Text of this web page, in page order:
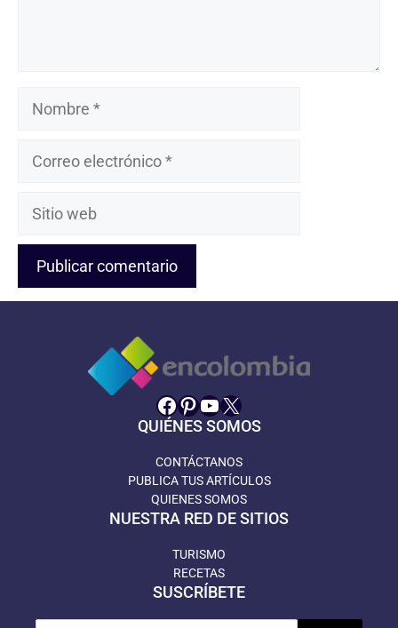
Nombre
Correo
Sitio
Facebook
Pinterest
YouTube
X
QUIÉNES SOMOS
CONTÁCTANOS
PUBLICA TUS ARTÍCULOS
QUIENES SOMOS
NUESTRA RED DE SITIOS
TURISMO
RECETAS
SUSCRÍBETE